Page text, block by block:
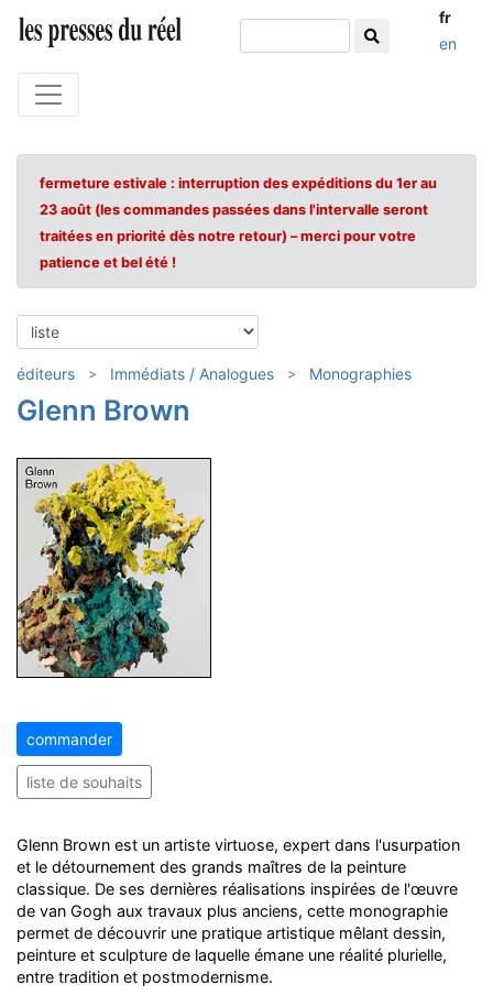
fr
en
fermeture estivale : interruption des expéditions du 1er au
23 août (les commandes passées dans l'intervalle seront
traitées en priorité dès notre retour) – merci pour votre
patience et bel été !
éditeurs Immédiats / Analogues Monographies
Glenn Brown
commander
liste de souhaits
Glenn Brown est un artiste virtuose, expert dans l'usurpation
et le détournement des grands maîtres de la peinture
classique. De ses dernières réalisations inspirées de l'œuvre
de van Gogh aux travaux plus anciens, cette monographie
permet de découvrir une pratique artistique mêlant dessin,
peinture et sculpture de laquelle émane une réalité plurielle,
entre tradition et postmodernisme.